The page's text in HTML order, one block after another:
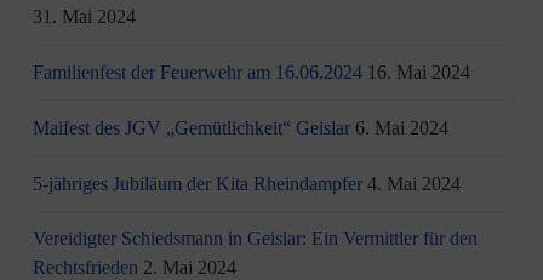
31. Mai 2024
Familienfest der Feuerwehr am 16.06.2024 16. Mai 2024
Maifest des JGV „Gemütlichkeit“ Geislar 6. Mai 2024
5-jähriges Jubiläum der Kita Rheindampfer 4. Mai 2024
Vereidigter Schiedsmann in Geislar: Ein Vermittler für den
Rechtsfrieden 2. Mai 2024